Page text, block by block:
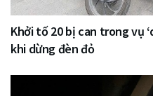
Khởi tố 20 bị can trong vụ
khi dừng đèn đỏ